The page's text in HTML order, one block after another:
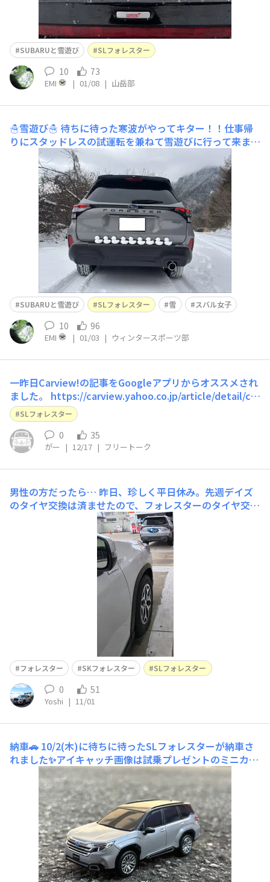
SUBARUと雪遊び SLフォレスター
10 73
EMI | 01/08 | 山岳部
☃️雪遊び☃️待ちに待った寒波がやってキター！！仕事帰
りにスタッドレスの試運転を兼ねて雪遊びに行って来まし
た♪ここから白いということは期待大です✨✨ 路面の積雪
は少な目です☃️いつもの場所の氷柱も成長していました。
冬季閉鎖中のUFOライン入り口ゲートさあ遊びましょう♪
新雪気持ち良い〜✨去年はお腹を擦るほ
SUBARUと雪遊び SLフォレスター 雪 スバル女子
10 96
EMI | 01/03 | ウィンタースポーツ部
一昨日Carview!の記事をGoogleアプリからオススメされ
ました。 https://carview.yahoo.co.jp/article/detail/c7
85783be66d872c1e93111a398dd191635904bd/ みなさ
んみましたかね？
SLフォレスター
0 35
がー | 12/17 | フリートーク
男性の方だったら… 昨日、珍しく平日休み。先週デイズ
のタイヤ交換は済ませたので、フォレスターのタイヤ交換
を。夜から雨予報でしたが、タイヤ交換、片付け終わっ
て、まだ通勤時間帯。結局、簡単に洗車もしてから、給油
へ。おぉ、新型さんがいる。弟と展示車以外では初めて間
近で見るSL。「かっこいいですね」と声かけたかったけ
フォレスター SKフォレスター SLフォレスター
0 51
Yoshi | 11/01
納車🚗 10/2(木)に待ちに待ったSLフォレスターが納車さ
れました✨アイキャッチ画像は試乗プレゼントのミニカー
です🚗同色なので遊んでみました😆8月末に車台番号が出
る日と登録予定日が判明✨Skフォレスター(プレミアム)か
ら乗り換えです。5年11か月で60000km弱乗りました購入
後すぐコロナ禍になり前半はあ